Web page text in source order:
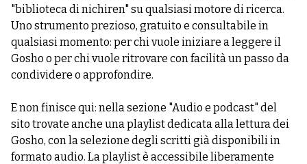
"biblioteca di nichiren" su qualsiasi motore di ricerca.
Uno strumento prezioso, gratuito e consultabile in
qualsiasi momento: per chi vuole iniziare a leggere il
Gosho o per chi vuole ritrovare con facilità un passo da
condividere o approfondire.
E non finisce qui: nella sezione "Audio e podcast" del
sito trovate anche una playlist dedicata alla lettura dei
Gosho, con la selezione degli scritti già disponibili in
formato audio. La playlist è accessibile liberamente